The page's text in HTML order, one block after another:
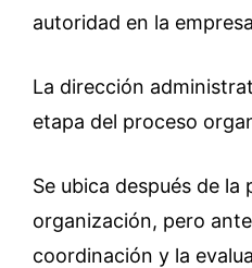
autoridad en la
La dirección
etapa del proceso
Se ubica después de la
organización, pero
coordinación y la